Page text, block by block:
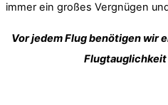
immer ein großes Vergnügen
Vor jedem Flug benötigen wir
Flugtauglichkeit